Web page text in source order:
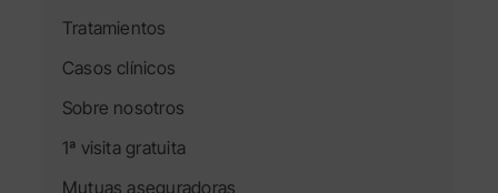
Tratamientos
Casos clínicos
Sobre nosotros
1ª visita gratuita
Mutuas aseguradoras